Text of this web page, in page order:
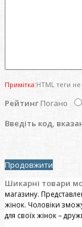
Примітка:HTML теги
РейтингПогано
Введіть код,
Продовжити
Шикарні товари
магазину.
жінок. Чоловіки
для своїх жінок –